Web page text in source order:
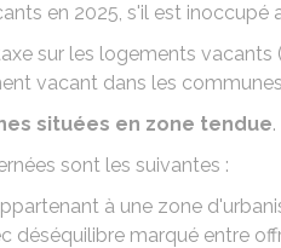
en 2025, s'il est inoccupé
sur les logements vacants
vacant dans les
situées en zone tendue.
sont les suivantes :
à une zone
déséquilibre marqué entre